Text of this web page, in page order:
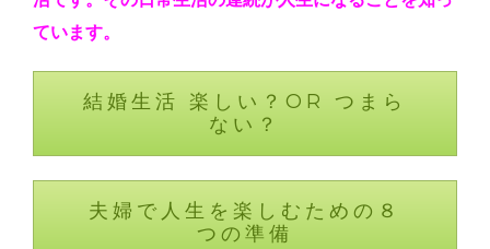
ています。
結婚生活 楽しい？OR つまら
ない？
夫婦で人生を楽しむための８
つの準備